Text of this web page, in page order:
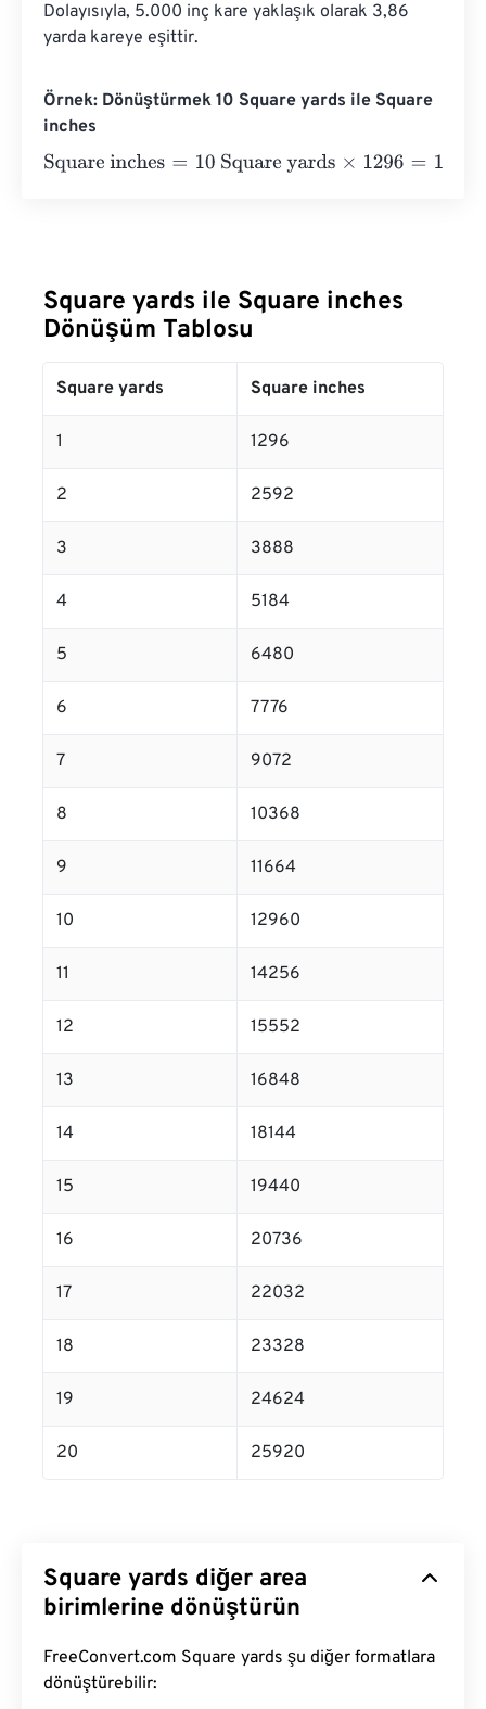
Dolayısıyla, 5.000 inç kare yaklaşık olarak 3,86
yarda kareye eşittir.
Örnek: Dönüştürmek 10 Square yards ile Square
inches
Square inches= 10 Square yards×1296 =12960 Square
Square yards ile Square inches
Dönüşüm Tablosu
Square yards Square inches
1 1296
2 2592
3 3888
4 5184
5 6480
6 7776
7 9072
8 10368
9 11664
10 12960
11 14256
12 15552
13 16848
14 18144
15 19440
16 20736
17 22032
18 23328
19 24624
20 25920
Square yards diğer area
birimlerine dönüştürün
FreeConvert.com Square yards şu diğer formatlara
dönüştürebilir: